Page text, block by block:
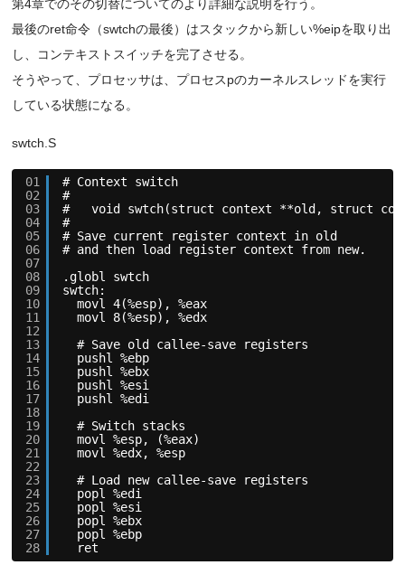
第4章でのその切替についてのより詳細な説明を行う。
最後のret命令（swtchの最後）はスタックから新しい%eipを取り出
し、コンテキストスイッチを完了させる。
そうやって、プロセッサは、プロセスpのカーネルスレッドを実行
している状態になる。
swtch.S
01
02
03
04
05
06
07
08
09
10
11
12
13
14
15
16
17
18
19
20
21
22
23
24
25
26
27
28
# Context switch
#
#   void swtch(struct context **old, struct
#
# Save current register context in old
# and then load register context from new.
.globl swtch
swtch:
movl 4(%esp), %eax
movl 8(%esp), %edx
# Save old callee-save registers
pushl %ebp
pushl %ebx
pushl %esi
pushl %edi
# Switch stacks
movl %esp, (%eax)
movl %edx, %esp
# Load new callee-save registers
popl %edi
popl %esi
popl %ebx
popl %ebp
ret